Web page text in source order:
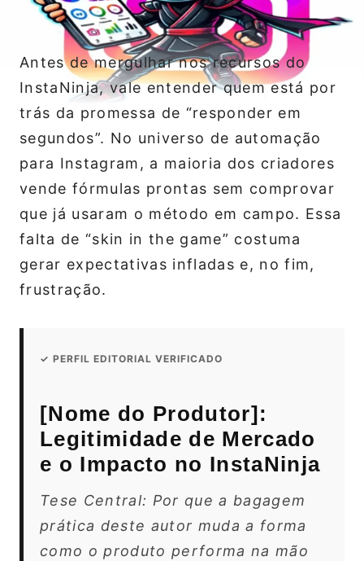
Antes de mergulhar nos recursos do
InstaNinja, vale entender quem está por
trás da promessa de “responder em
segundos”. No universo de automação
para Instagram, a maioria dos criadores
vende fórmulas prontas sem comprovar
que já usaram o método em campo. Essa
falta de “skin in the game” costuma
gerar expectativas infladas e, no fim,
frustração.
✓ PERFIL EDITORIAL VERIFICADO
[Nome do Produtor]:
Legitimidade de Mercado
e o Impacto no InstaNinja
Tese Central: Por que a bagagem
prática deste autor muda a forma
como o produto performa na mão